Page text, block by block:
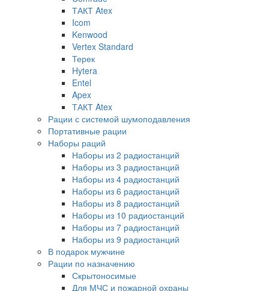
ТАКТ Atex
Icom
Kenwood
Vertex Standard
Терек
Hytera
Entel
Apex
ТАКТ Atex
Рации с системой шумоподавления
Портативные рации
Наборы раций
Наборы из 2 радиостанций
Наборы из 3 радиостанций
Наборы из 4 радиостанций
Наборы из 6 радиостанций
Наборы из 8 радиостанций
Наборы из 10 радиостанций
Наборы из 7 радиостанций
Наборы из 9 радиостанций
В подарок мужчине
Рации по назначению
Скрытоносимые
Для МЧС и пожарной охраны